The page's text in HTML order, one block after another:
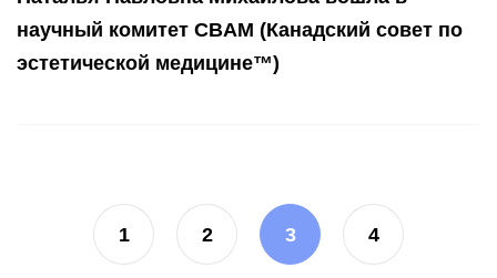
научный комитет CBAM (Канадский совет по
эстетической медицине™)
1 2 3 4